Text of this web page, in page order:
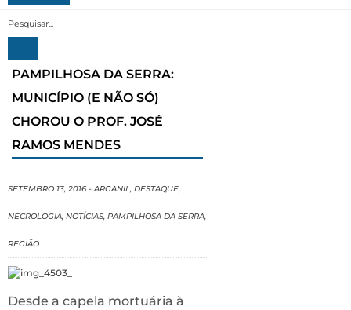
PAMPILHOSA DA SERRA:
MUNICÍPIO (E NÃO SÓ)
CHOROU O PROF. JOSÉ
RAMOS MENDES
SETEMBRO 13, 2016 -ARGANIL, DESTAQUE,
NECROLOGIA, NOTÍCIAS, PAMPILHOSA DA SERRA,
REGIÃO
Desde a capela mortuária à